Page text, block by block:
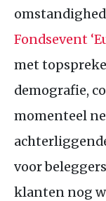
Fondsevent
met
demografie,
momenteel
voor
klanten nog